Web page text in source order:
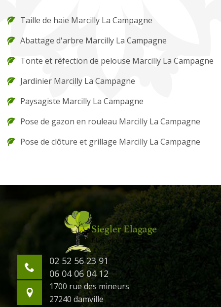
Taille de haie Marcilly La Campagne
Abattage d'arbre Marcilly La Campagne
Tonte et réfection de pelouse Marcilly La Campagne
Jardinier Marcilly La Campagne
Paysagiste Marcilly La Campagne
Pose de gazon en rouleau Marcilly La Campagne
Pose de clôture et grillage Marcilly La Campagne
02 52 56 23 91
06 04 06 04 12
1700 rue des mineurs
27240 damville